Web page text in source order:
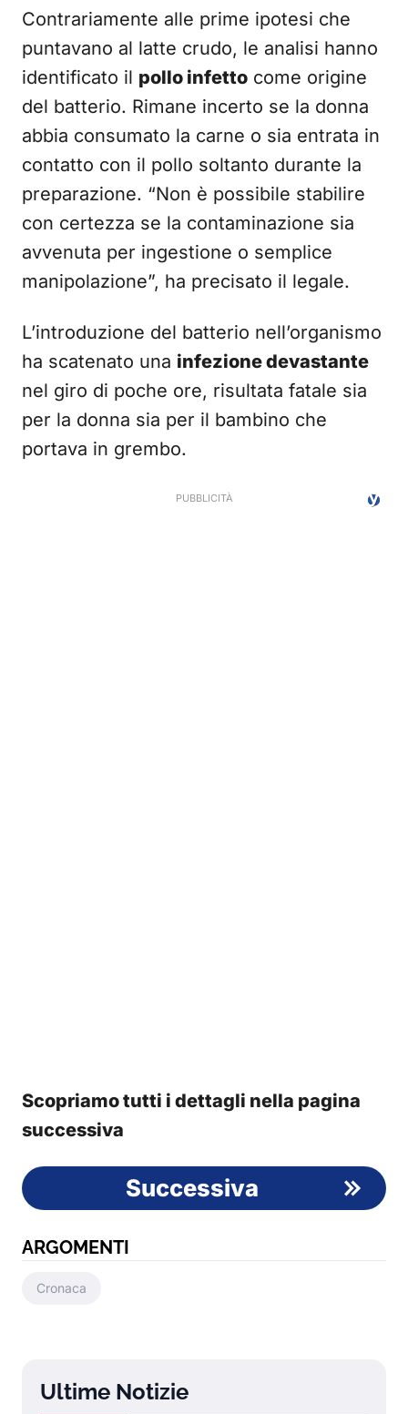
Contrariamente alle prime ipotesi che
puntavano al latte crudo, le analisi hanno
identificato il pollo infetto come origine
del batterio. Rimane incerto se la donna
abbia consumato la carne o sia entrata in
contatto con il pollo soltanto durante la
preparazione. “Non è possibile stabilire
con certezza se la contaminazione sia
avvenuta per ingestione o semplice
manipolazione”, ha precisato il legale.
L’introduzione del batterio nell’organismo
ha scatenato una infezione devastante
nel giro di poche ore, risultata fatale sia
per la donna sia per il bambino che
portava in grembo.
Scopriamo tutti i dettagli nella pagina
successiva
Successiva
ARGOMENTI
Cronaca
Ultime Notizie